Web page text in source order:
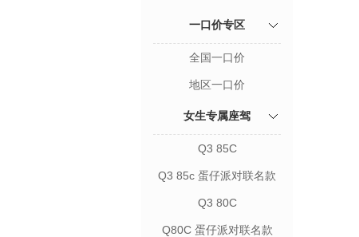
一口价专区
全国一口价
地区一口价
女生专属座驾
Q3 85C
Q3 85c 蛋仔派对联名款
Q3 80C
Q80C 蛋仔派对联名款